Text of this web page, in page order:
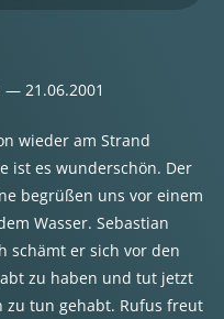
— 21.06.2001
wieder am Strand
ist es wunderschön. Der
begrüßen uns vor einem
Wasser. Sebastian
schämt er sich vor den
zu haben und tut jetzt
zu tun gehabt. Rufus freut